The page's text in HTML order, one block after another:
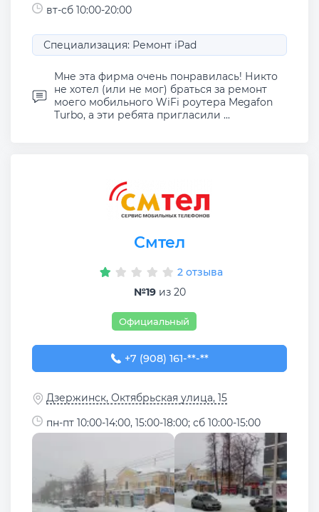
вт-сб 10:00-20:00
Специализация: Ремонт iPad
Мне эта фирма очень понравилась! Никто
не хотел (или не мог) браться за ремонт
моего мобильного WiFi роутера Megafon
Turbo, а эти ребята пригласили ...
Смтел
2 отзыва
№19из 20
Официальный
+7 (908) 161-63-11
+7 (908) 161-**-**
Дзержинск, Октябрьская улица, 15
пн-пт 10:00-14:00, 15:00-18:00; сб 10:00-15:00